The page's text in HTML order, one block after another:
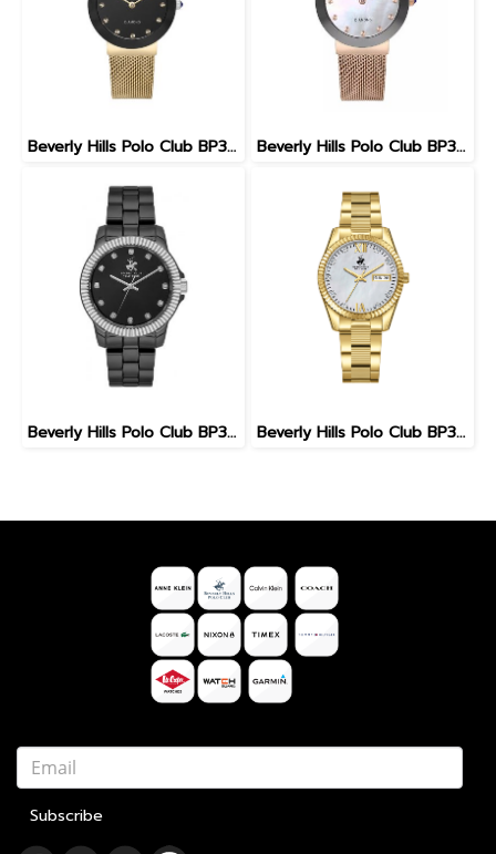
Beverly Hills Polo Club BP3609X.150 นาฬิกาข้อมือผู้หญิง สีทอง Beverly Hills Polo Club BP3609X.420 นาฬิกาข้อมือผู้หญิง สี Rose Gold
Beverly Hills Polo Club BP3622X.850 นาฬิกาข้อมือผู้หญิง สีดำ Beverly Hills Polo Club BP3765C.120 FEMALE 32 MM. นาฬิกา นาฬิกาข้อมือ นาฬิกาข้อมือผู้หญิง
Subscribe